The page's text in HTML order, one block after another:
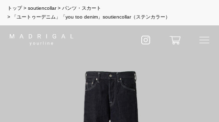
トップ soutiencollar
パンツ・スカート
「ユートゥーデニム」「you too denim」soutiencollar（ステンカラー）